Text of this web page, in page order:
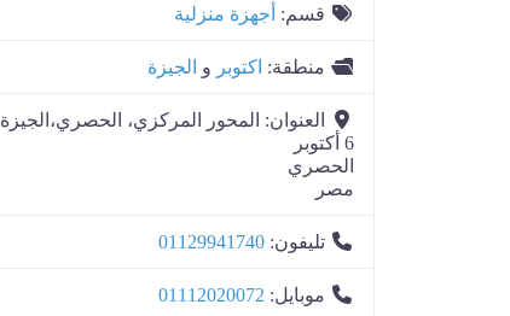
قسم: أجهزة منزلية
منطقة: اكتوبر و الجيزة
العنوان: المحور المركزي، الحصري،الجيزة
6 أكتوبر
الحصري
مصر
تليفون: 01129941740
موبايل: 01112020072